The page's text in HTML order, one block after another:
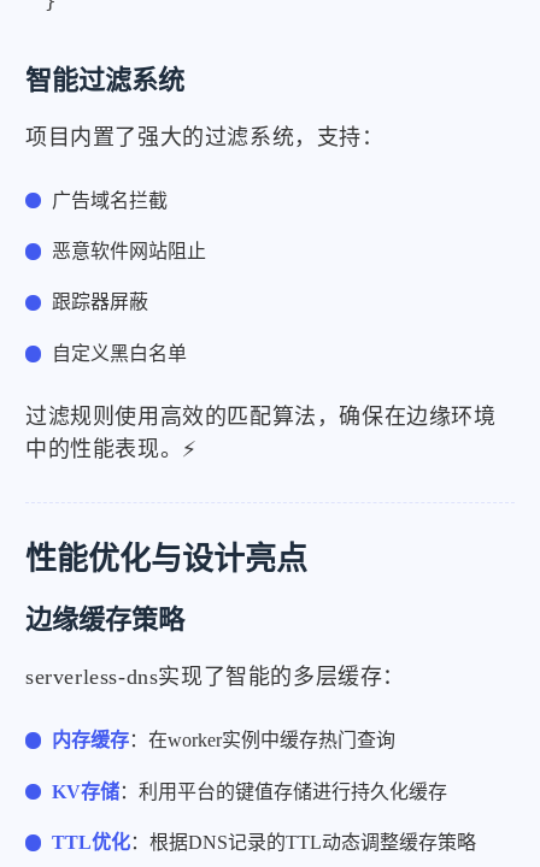
智能过滤系统
项目内置了强大的过滤系统，支持：
广告域名拦截
恶意软件网站阻止
跟踪器屏蔽
自定义黑白名单
过滤规则使用高效的匹配算法，确保在边缘环境
中的性能表现。⚡
性能优化与设计亮点
边缘缓存策略
serverless-dns实现了智能的多层缓存：
内存缓存：在worker实例中缓存热门查询
KV存储：利用平台的键值存储进行持久化缓存
TTL优化：根据DNS记录的TTL动态调整缓存策略